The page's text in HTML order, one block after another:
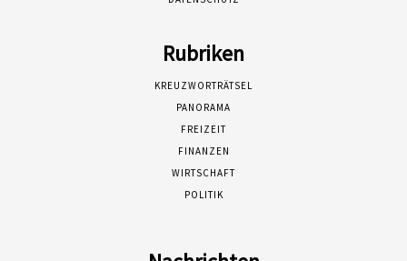
Rubriken
KREUZWORTRÄTSEL
PANORAMA
FREIZEIT
FINANZEN
WIRTSCHAFT
POLITIK